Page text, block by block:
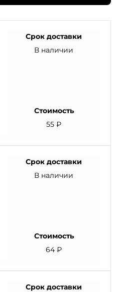
Срок доставки
В наличии
Стоимость
55 ₽
Срок доставки
В наличии
Стоимость
64 ₽
Срок доставки